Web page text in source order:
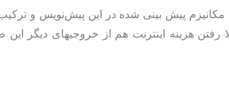
پیش بینی شده در این پیش‌نویس و
هزینه اینترنت هم از خروجیهای دیگر این